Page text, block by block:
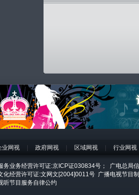
业网视 政府网视 区域网视 行业网视
务业务经营许可证:京ICP证030834号；
广电总局
化经营许可证:文网文[2004]0011号 广播电视节目
听节目服务自律公约